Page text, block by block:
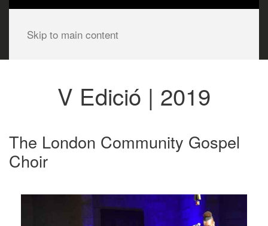
Skip to main content
V Edició | 2019
The London Community Gospel
Choir